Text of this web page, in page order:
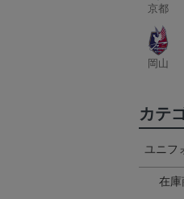
京都
岡山
カテ
ユニフ
在庫